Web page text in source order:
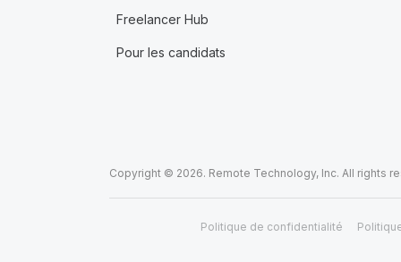
Freelancer Hub
Pour les candidats
Copyright © 2026. Remote Technology, Inc. All rights
Politique de confidentialité